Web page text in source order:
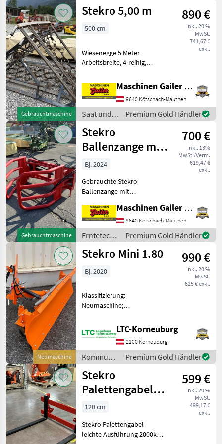
Landtechnik
454
Forsttechnik
53
Kommunaltechnik
49
Bautechnik
11
Sonstiges
1
MARKTPLATZ
Marktplatz Händlerangebote Kleinanzeigen
Mw
/ Stekro
Gebrauchtmaschine
Stekro 5,00 m 890 €
inkl. 20 %
MwSt.
741,67 €
exkl.
500 cm
Wiesenegge 5 Meter
Arbeitsbreite, 4-reihig,
Punkt Aufnahme, Gewicht
450 kg, Striegelnetz kann
beidseitig verwendet
werden, Intensiv striegeln
Maschinen Gailer GmbH
9640 Kötschach-Mauthen
Saat und
Pflege /
Stekro
Premium Gold Händler
Gebrauchtmaschine
Stekro
Ballenzange mit
Weidemann-
Fuchs Aufnahme
700 €
inkl. 13%
MwSt./Verm.
619,47 €
exkl.
Bj. 2024
Gebrauchte Stekro
Ballenzange mit
Aufnahme. Dieser
Ballengreifer ist
ausgestattet mit 1 DW
Zylinder Eigengewicht ca.
200 kg, Öffnungsweite ca. 16
Maschinen Gailer GmbH
9640 Kötschach-Mauthen
Erntetechnik
Grünland /
Stekro
Premium Gold Händler
Neumaschine
Stekro Mini 1.80 990 €
inkl. 20 %
MwSt.
825 € exkl.
Bj. 2020
Klassifizierung:
Neumaschine;
00562; Weitere
Maschinenmerkmale:
Stekro Mini 1.80
Schneepflug Neugerät. -
Hardox Schürfleiste - Räder
LTC-Korneuburg
2100 Korneuburg
Kommunalgeräte
/ Stekro
Premium Gold Händler
Stekro
Palettengabel
Euro Leicht
EINFÜHRUNGSAKTION
!
599 €
inkl. 20 %
MwSt.
499,17 €
exkl.
120 cm
Stekro Palettengabel
leichte Ausführung 2000kg